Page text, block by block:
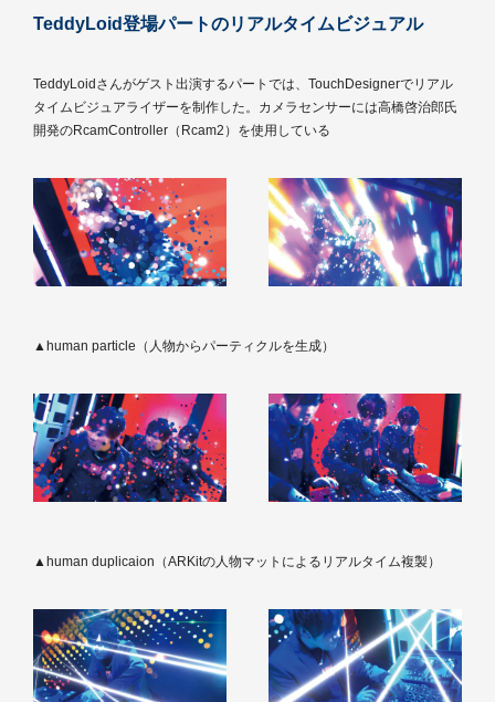
TeddyLoid登場パートのリアルタイムビジュアル
TeddyLoidさんがゲスト出演するパートでは、TouchDesignerでリアル
タイムビジュアライザーを制作した。カメラセンサーには高橋啓治郎氏
開発のRcamController（Rcam2）を使用している
▲human particle（人物からパーティクルを生成）
▲human duplicaion（ARKitの人物マットによるリアルタイム複製）